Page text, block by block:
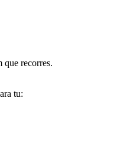
que recorres.
tu: